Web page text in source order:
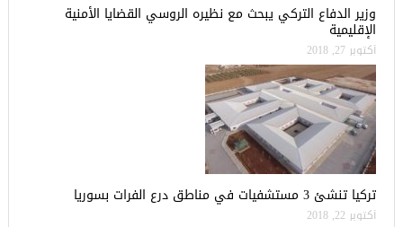
وزير الدفاع التركي يبحث مع نظيره الروسي القضايا الأمنية
الإقليمية
أكتوبر 27, 2018
تركيا تنشئ 3 مستشفيات في مناطق درع الفرات بسوريا
أكتوبر 22, 2018